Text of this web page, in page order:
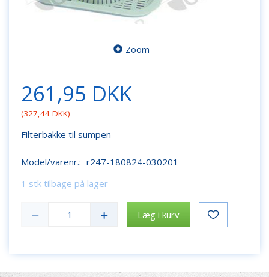
Zoom
261,95 DKK
(327,44 DKK)
Filterbakke til sumpen
Model/varenr.: r247-180824-030201
1 stk tilbage på lager
Læg i kurv